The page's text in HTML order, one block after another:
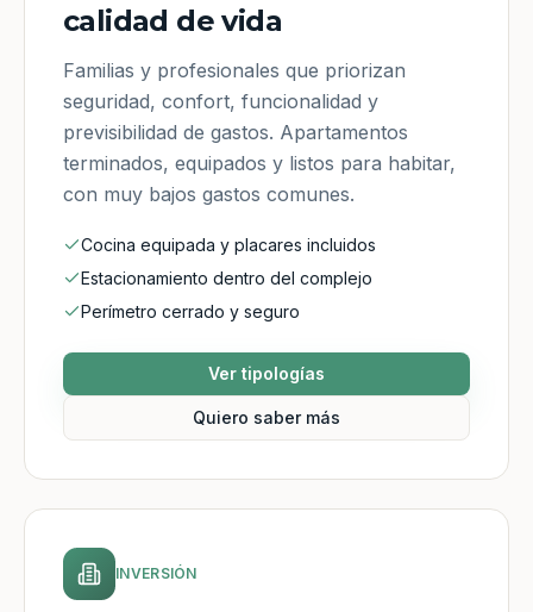
calidad de vida
Familias y profesionales que priorizan
seguridad, confort, funcionalidad y
previsibilidad de gastos. Apartamentos
terminados, equipados y listos para habitar,
con muy bajos gastos comunes.
Cocina equipada y placares incluidos
Estacionamiento dentro del complejo
Perímetro cerrado y seguro
Ver tipologías
Quiero saber más
INVERSIÓN